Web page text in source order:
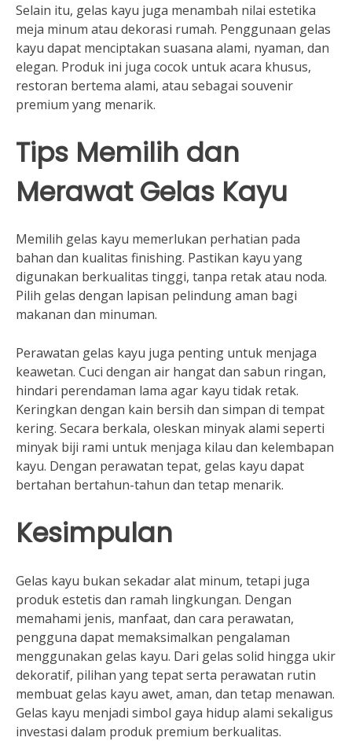
Selain itu, gelas kayu juga menambah nilai estetika
meja minum atau dekorasi rumah. Penggunaan gelas
kayu dapat menciptakan suasana alami, nyaman, dan
elegan. Produk ini juga cocok untuk acara khusus,
restoran bertema alami, atau sebagai souvenir
premium yang menarik.
Tips Memilih dan
Merawat Gelas Kayu
Memilih gelas kayu memerlukan perhatian pada
bahan dan kualitas finishing. Pastikan kayu yang
digunakan berkualitas tinggi, tanpa retak atau noda.
Pilih gelas dengan lapisan pelindung aman bagi
makanan dan minuman.
Perawatan gelas kayu juga penting untuk menjaga
keawetan. Cuci dengan air hangat dan sabun ringan,
hindari perendaman lama agar kayu tidak retak.
Keringkan dengan kain bersih dan simpan di tempat
kering. Secara berkala, oleskan minyak alami seperti
minyak biji rami untuk menjaga kilau dan kelembapan
kayu. Dengan perawatan tepat, gelas kayu dapat
bertahan bertahun-tahun dan tetap menarik.
Kesimpulan
Gelas kayu bukan sekadar alat minum, tetapi juga
produk estetis dan ramah lingkungan. Dengan
memahami jenis, manfaat, dan cara perawatan,
pengguna dapat memaksimalkan pengalaman
menggunakan gelas kayu. Dari gelas solid hingga ukir
dekoratif, pilihan yang tepat serta perawatan rutin
membuat gelas kayu awet, aman, dan tetap menawan.
Gelas kayu menjadi simbol gaya hidup alami sekaligus
investasi dalam produk premium berkualitas.